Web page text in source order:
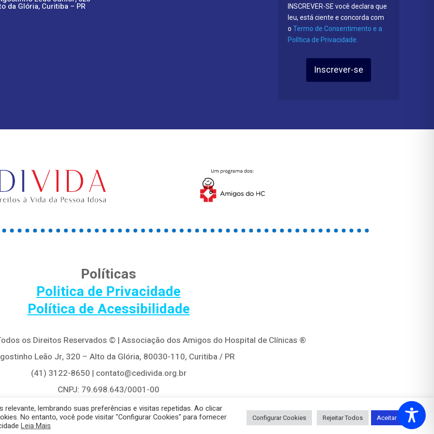
da Glória, Curitiba – PR
INSCREVER-SE você declara que
leu, está ciente e concorda com
o Termo de Consentimento e a
Política de Privacidade.
Inscrever-se
Políticas
Politica de Privacidade
Política de Acessibilidade
os Direitos Reservados © | Associação dos Amigos do Hospital de Clínicas ®
Leão Jr, 320 – Alto da Glória, 80030-110, Curitiba / PR
(41) 3122-8650 | contato@cedivida.org.br
CNPJ: 79.698.643/0001-00
lembrando suas preferências e visitas repetidas. Ao clicar
No entanto, você pode visitar "Configurar Cookies" para fornecer
Leia Mais
Configurar Cookies Rejeitar Todos Aceitar Todos